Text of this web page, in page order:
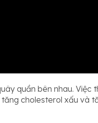
quần bên nhau.
cholesterol xấu và